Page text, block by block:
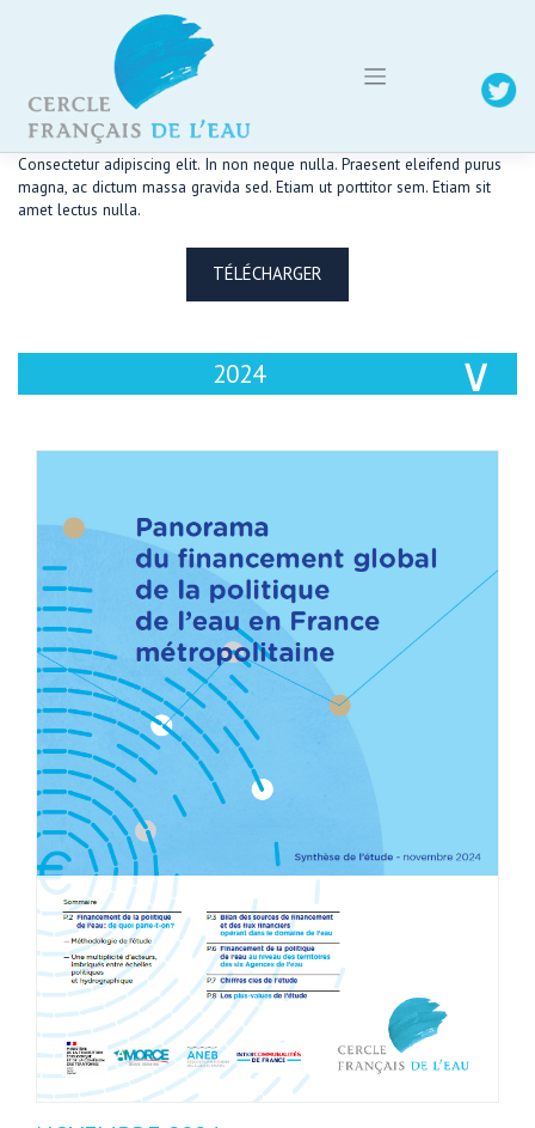
Consectetur adipiscing elit. In non neque nulla. Praesent eleifend purus
magna, ac dictum massa gravida sed. Etiam ut porttitor sem. Etiam sit
amet lectus nulla.
TÉLÉCHARGER
2024